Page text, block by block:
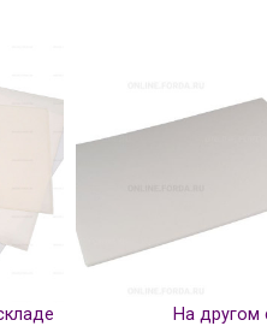
На другом